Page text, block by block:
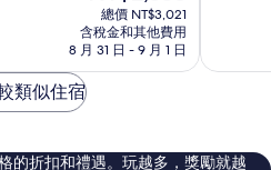
在
價
格
為
總價 NT$3,021
含稅金和其他費用
8 月 31 日 - 9 月 1 日
市
了，
論
類似住宿
的折扣和禮遇。玩越多，獎勵就越